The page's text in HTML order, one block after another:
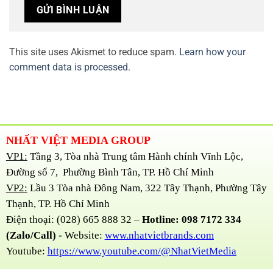
This site uses Akismet to reduce spam. Learn how your
comment data is processed.
NHẤT VIỆT MEDIA GROUP
VP1: Tầng 3, Tòa nhà Trung tâm Hành chính Vĩnh Lộc,
Đường số 7, Phường Bình Tân, TP. Hồ Chí Minh
VP2: Lầu 3 Tòa nhà Đông Nam, 322 Tây Thạnh, Phường Tây
Thạnh, TP. Hồ Chí Minh
Điện thoại: (028) 665 888 32 – Hotline: 098 7172 334
(Zalo/Call) - Website: www.nhatvietbrands.com
Youtube: https://www.youtube.com/@NhatVietMedia